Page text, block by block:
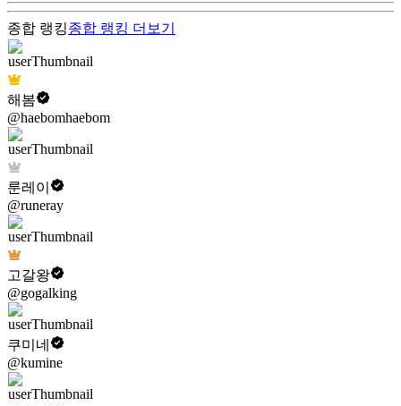
종합 랭킹종합 랭킹 더보기
해봄
@haebomhaebom
룬레이
@runeray
고갈왕
@gogalking
쿠미네
@kumine